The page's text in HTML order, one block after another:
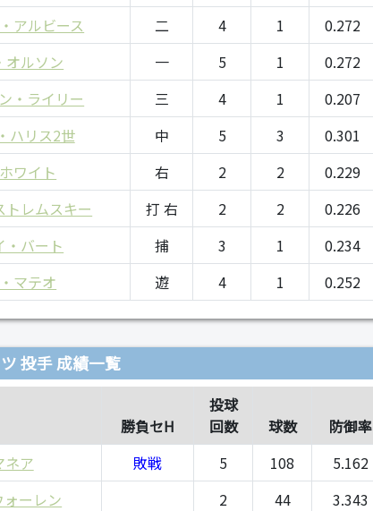
アルビース 二 4 1 0.272
オルソン 一 5 1 0.272
・ライリー 三 4 1 0.207
ハリス2世 中 5 3 0.301
ワイト 右 2 2 0.229
トレムスキー 打 右 2 2 0.226
・バート 捕 3 1 0.234
マテオ 遊 4 1 0.252
投手 成績一覧
勝負セH
投球
回数
球数 防御率
ネア
敗戦 5 108 5.162
ーレン
2 44 3.343